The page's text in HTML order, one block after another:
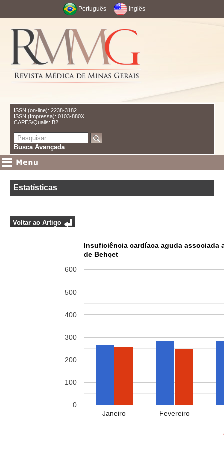
Português Inglês
ISSN (on-line): 2238-3182
ISSN (Impressa): 0103-880X
CAPES/Qualis: B2
Busca Avançada
Estatísticas
Voltar ao Artigo
Insuficiência cardíaca aguda associada
de Behçet
Janeiro Fevereiro
0
100
200
300
400
500
600